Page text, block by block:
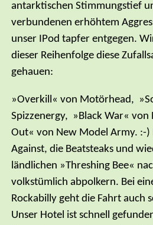
antarktischen Stimmungstief
verbundenen erhöhtem
unser IPod tapfer entgegen.
dieser Reihenfolge diese
gehauen:
»Overkill« von Motörhead,
Spizzenergy, »Black War«
Out« von New Model Army. :-)
Against, die Beatsteaks und
ländlichen »Threshing Bee«
volkstümlich abpolkern. Bei
Rockabilly geht die Fahrt auch
Unser Hotel ist schnell